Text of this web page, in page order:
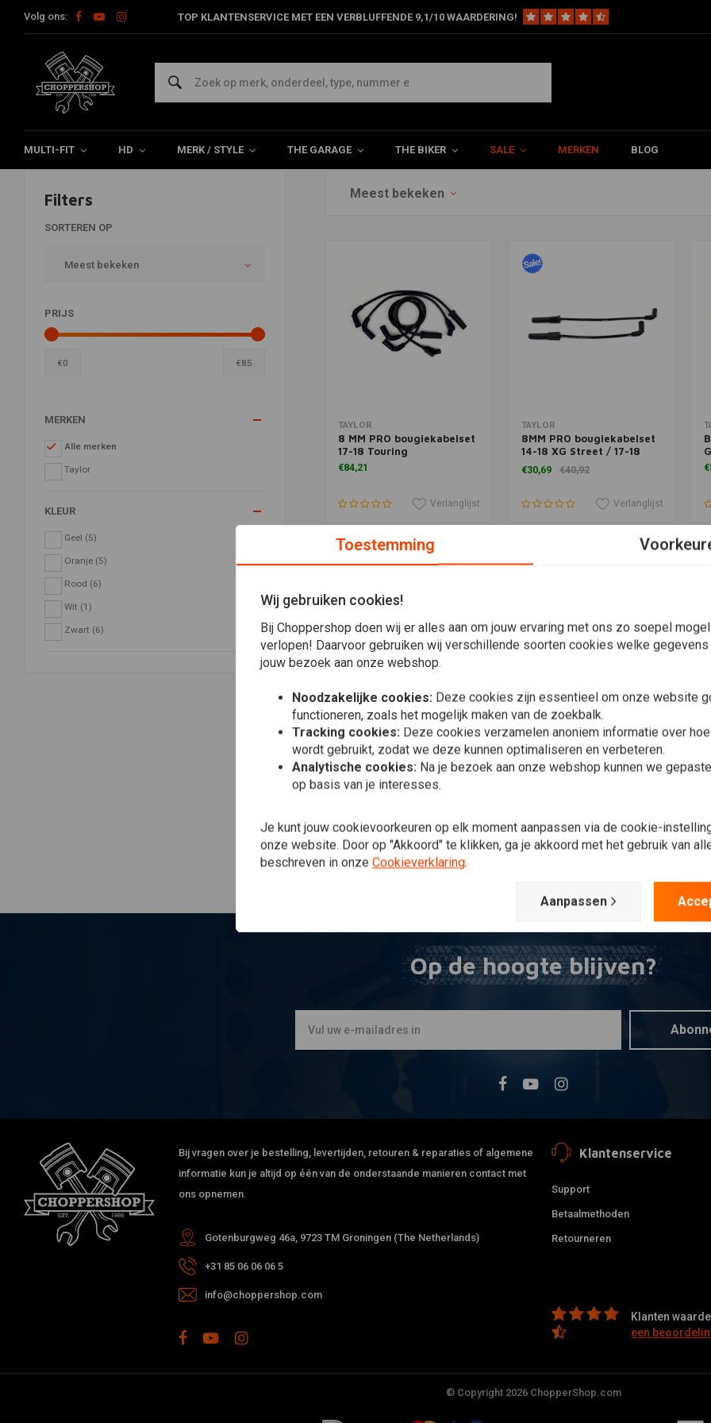
Volg ons: TOP KLANTENSERVICE MET EEN VERBLUFFENDE 9,1/10 WAARDERING!
MULTI-FIT HD MERK / STYLE THE GARAGE THE BIKER SALE MERKEN BLOG
Taylor
Home Merken Taylor
Filters
SORTEREN OP
Meest bekeken
PRIJS
€0 €85
MERKEN
Alle merken
Taylor
KLEUR
Geel (5)
Oranje (5)
Rood (6)
Wit (1)
Zwart (6)
Meest bekeken
Toevoegen aan winkelwagen
TAYLOR
8 MM PRO bougiekabelset
17-18 Touring
€84,21
Verlanglijst
Toevoegen aan winkelwagen
TAYLOR
8MM PRO bougiekabelset
14-18 XG Street / 17-18
Street Rod
€30,69 €40,92
Verlanglijst
Toevoegen aan winkelwagen
TAYLOR
8 MM PRO bougiekabelset
99-08 FLT / 04-06 XL
€50,51
Toevoegen aan winkelwagen
Bougiekabel 8MM 90
Graden 60cm ZWART
€50,51
Meest bekeken
Op de hoogte blijven?
Bij vragen over je bestelling, levertijden, retouren & reparaties of algemene
informatie kun je altijd op één van de onderstaande manieren contact met
ons opnemen.
Gotenburgweg 46a, 9723 TM Groningen (The Netherlands)
+31 85 06 06 06 5
info@choppershop.com
Klantenservice
Support
Betaalmethoden
Retourneren
Klanten
een
© Copyright 2026 ChopperShop.com
Toestemming
Wij gebruiken cookies!
Bij Choppershop doen wij er alles aan om jouw ervaring met ons zo soepel
verlopen! Daarvoor gebruiken wij verschillende soorten cookies welke
jouw bezoek aan onze webshop.
Noodzakelijke cookies: Deze cookies zijn essentieel om onze website
functioneren, zoals het mogelijk maken van de zoekbalk.
Tracking cookies: Deze cookies verzamelen anoniem informatie over
wordt gebruikt, zodat we deze kunnen optimaliseren en verbeteren.
Analytische cookies: Na je bezoek aan onze webshop kunnen we
op basis van je interesses.
Je kunt jouw cookievoorkeuren op elk moment aanpassen via de cookie-
onze website. Door op "Akkoord" te klikken, ga je akkoord met het gebruik van
beschreven in onze Cookieverklaring.
Aanpassen